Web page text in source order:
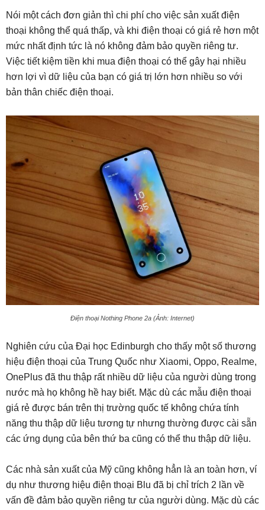
Nói một cách đơn giản thì chi phí cho việc sản xuất điện
thoại không thể quá thấp, và khi điện thoại có giá rẻ hơn một
mức nhất định tức là nó không đảm bảo quyền riêng tư.
Việc tiết kiệm tiền khi mua điện thoại có thể gây hại nhiều
hơn lợi vì dữ liệu của bạn có giá trị lớn hơn nhiều so với
bản thân chiếc điện thoại.
Điện thoại Nothing Phone 2a (Ảnh: Internet)
Nghiên cứu của Đại học Edinburgh cho thấy một số thương
hiệu điện thoại của Trung Quốc như Xiaomi, Oppo, Realme,
OnePlus đã thu thập rất nhiều dữ liệu của người dùng trong
nước mà họ không hề hay biết. Mặc dù các mẫu điện thoại
giá rẻ được bán trên thị trường quốc tế không chứa tính
năng thu thập dữ liệu tương tự nhưng thường được cài sẵn
các ứng dụng của bên thứ ba cũng có thể thu thập dữ liệu.
Các nhà sản xuất của Mỹ cũng không hẳn là an toàn hơn, ví
dụ như thương hiệu điện thoại Blu đã bị chỉ trích 2 lần về
vấn đề đảm bảo quyền riêng tư của người dùng. Mặc dù các